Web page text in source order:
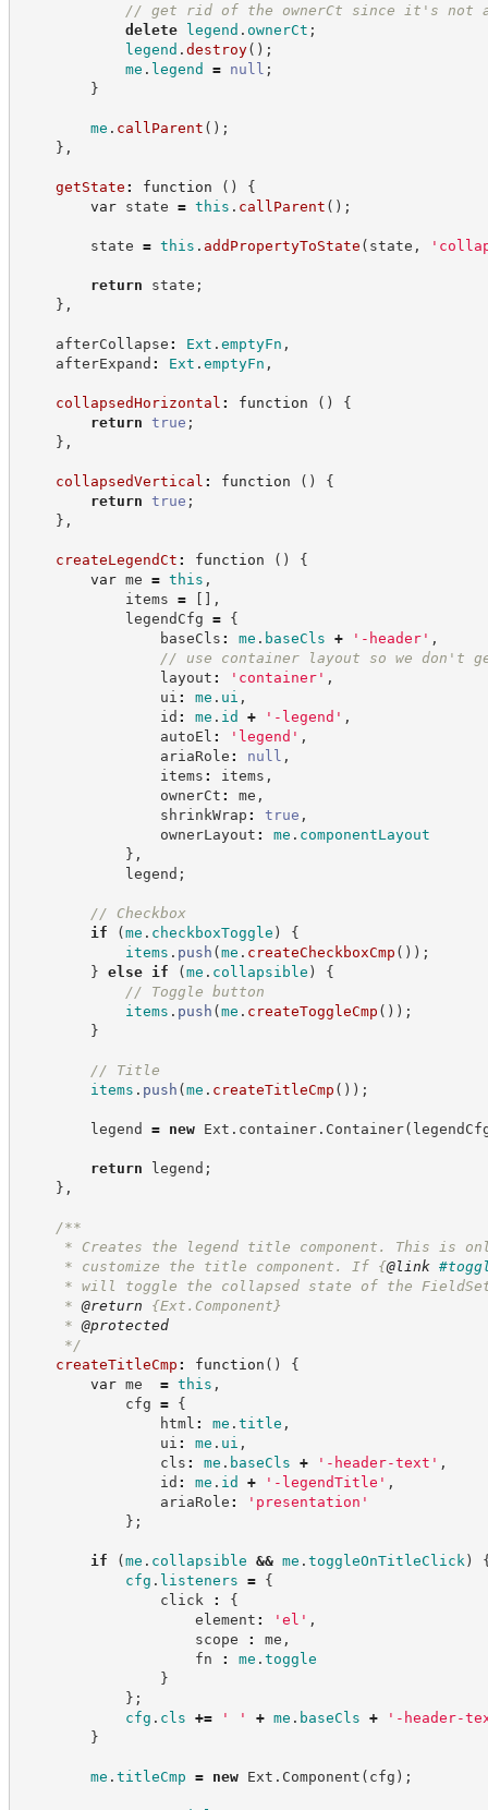
// get rid of the ownerCt since it's not
delete
legend . ownerCt ;
legend . destroy( ) ;
me . legend = null ;
}
me . callParent ( ) ;
} ,
getState : function ( )
{
var state = this . callParent ( ) ;
state = this . addPropertyToState ( state , '
return state ;
} ,
afterCollapse : Ext . emptyFn ,
afterExpand : Ext . emptyFn ,
collapsedHorizontal : function ( )
{
return true ;
} ,
collapsedVertical : function ( )
{
return true ;
} ,
createLegendCt : function ( )
{
var me = this ,
items = [ ] ,
legendCfg =
{
baseCls : me . baseCls + ' -header' ,
// use container layout so we don't
layout : ' container' ,
ui : me . ui ,
id : me . id + ' -legend ' ,
autoEl : ' legend ' ,
ariaRole : null ,
items : items ,
ownerCt : me ,
shrinkWrap : true ,
ownerLayout : me . componentLayout
} ,
legend ;
// Checkbox
if
(me . checkboxToggle )
{
items . push (me . createCheckboxCmp ( ) ) ;
} else if (me . collapsible )
{
// Toggle button
items . push (me . createToggleCmp ( ) ) ;
}
// Title
items . push (me . createTitleCmp ( ) ) ;
legend = new Ext . container. Container(
return legend ;
} ,
/**
* Creates the legend title component. This is
* customize the title component. If {@link
* will toggle the collapsed state of the
* @return
{Ext.Component}
* @protected
*/
createTitleCmp : function ( )
{
var me = this ,
cfg =
{
html : me . title ,
ui : me . ui ,
cls : me . baseCls + ' -header-text ' ,
id : me . id + ' -legendTitle ' ,
ariaRole : ' presentation '
} ;
if (me . collapsible && me . toggleOnTitleClick )
cfg . listeners =
{
click
:
{
element : ' el ' ,
scope
: me ,
fn
: me . toggle
}
} ;
cfg . cls += ' ' + me . baseCls + ' -header-
}
me . titleCmp = new Ext . Component ( cfg ) ;